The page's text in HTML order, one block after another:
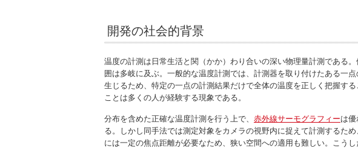
開発の社会的背景
温度の計測は日常生活と関（かか）わり合いの深い物理量計測である
囲は多岐に及ぶ。一般的な温度計測では、計測器を取り付けたある一
生じるため、特定の一点の計測結果だけで全体の温度を正しく把握す
ことは多くの人が経験する現象である。
分布を含めた正確な温度計測を行う上で、 赤外線サーモグラフィーは
る。しかし同手法では測定対象をカメラの視野内に捉えて計測するた
には一定の焦点距離が必要なため、狭い空間への適用も難しい。こう